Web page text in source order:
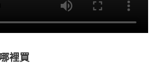
裡買